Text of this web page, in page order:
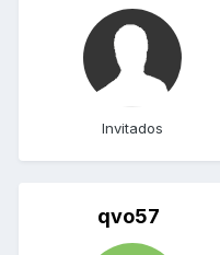
Invitados
qvo57